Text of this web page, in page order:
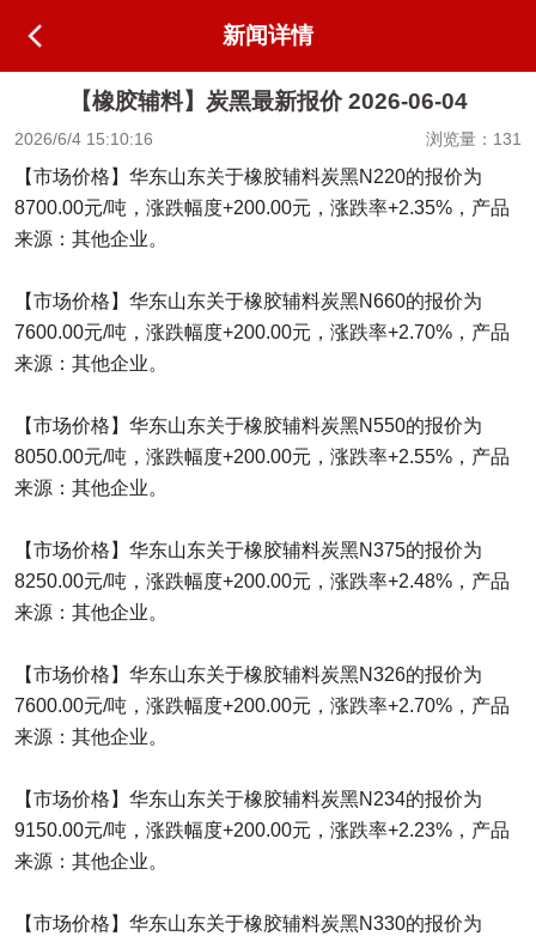
新闻详情
【橡胶辅料】炭黑最新报价 2026-06-04
2026/6/4 15:10:16 浏览量：131
【市场价格】华东山东关于橡胶辅料炭黑N220的报价为
8700.00元/吨，涨跌幅度+200.00元，涨跌率+2.35%，产品
来源：其他企业。
【市场价格】华东山东关于橡胶辅料炭黑N660的报价为
7600.00元/吨，涨跌幅度+200.00元，涨跌率+2.70%，产品
来源：其他企业。
【市场价格】华东山东关于橡胶辅料炭黑N550的报价为
8050.00元/吨，涨跌幅度+200.00元，涨跌率+2.55%，产品
来源：其他企业。
【市场价格】华东山东关于橡胶辅料炭黑N375的报价为
8250.00元/吨，涨跌幅度+200.00元，涨跌率+2.48%，产品
来源：其他企业。
【市场价格】华东山东关于橡胶辅料炭黑N326的报价为
7600.00元/吨，涨跌幅度+200.00元，涨跌率+2.70%，产品
来源：其他企业。
【市场价格】华东山东关于橡胶辅料炭黑N234的报价为
9150.00元/吨，涨跌幅度+200.00元，涨跌率+2.23%，产品
来源：其他企业。
【市场价格】华东山东关于橡胶辅料炭黑N330的报价为